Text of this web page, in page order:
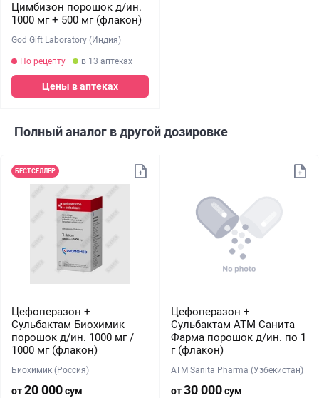
Цимбизон порошок д/ин.
1000 мг + 500 мг (флакон)
God Gift Laboratory (Индия)
По рецепту в 13 аптеках
Цены в аптеках
Полный аналог в другой дозировке
БЕСТСЕЛЛЕР
Цефоперазон +
Сульбактам Биохимик
порошок д/ин. 1000 мг /
1000 мг (флакон)
Биохимик (Россия)
от20 000сум
Цефоперазон +
Сульбактам АТМ Санита
Фарма порошок д/ин. по 1
г (флакон)
ATM Sanita Pharma (Узбекистан)
от30 000сум